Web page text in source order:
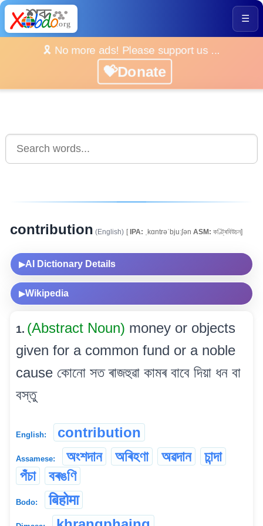
☰
🎗️ No more ads! Please support us ...
💝Donate
contribution (English) [IPA: ˌkɑntrəˈbjuːʃən ASM: কণ্ট্ৰিবিউচন]
▶AI Dictionary Details
▶Wikipedia
1. (Abstract Noun) money or objects
given for a common fund or a noble
cause কোনো সত ৰাজহুৱা কামৰ বাবে দিয়া ধন বা
বস্তু
English: contribution
Assamese: অংশদান অৰিহণা অৱদান
চান্দা
পঁচা
বৰঙণি
Bodo: बिहोमा